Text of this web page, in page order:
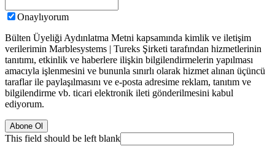
Onaylıyorum
Bülten Üyeliği Aydınlatma Metni kapsamında kimlik ve iletişim
verilerimin Marblesystems | Tureks Şirketi tarafından hizmetlerinin
tanıtımı, etkinlik ve haberlere ilişkin bilgilendirmelerin yapılması
amacıyla işlenmesini ve bununla sınırlı olarak hizmet alınan üçüncü
taraflar ile paylaşılmasını ve e-posta adresime reklam, tanıtım ve
bilgilendirme vb. ticari elektronik ileti gönderilmesini kabul
ediyorum.
Abone Ol
This field should be left blank